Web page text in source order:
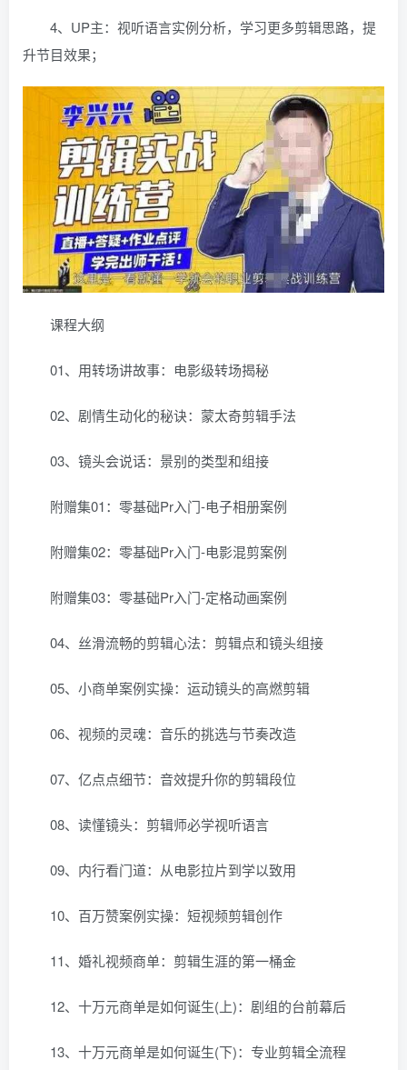
4、UP主：视听语言实例分析，学习更多剪辑思路，提
升节目效果；
课程大纲
01、用转场讲故事：电影级转场揭秘
02、剧情生动化的秘诀：蒙太奇剪辑手法
03、镜头会说话：景别的类型和组接
附赠集01：零基础Pr入门-电子相册案例
附赠集02：零基础Pr入门-电影混剪案例
附赠集03：零基础Pr入门-定格动画案例
04、丝滑流畅的剪辑心法：剪辑点和镜头组接
05、小商单案例实操：运动镜头的高燃剪辑
06、视频的灵魂：音乐的挑选与节奏改造
07、亿点点细节：音效提升你的剪辑段位
08、读懂镜头：剪辑师必学视听语言
09、内行看门道：从电影拉片到学以致用
10、百万赞案例实操：短视频剪辑创作
11、婚礼视频商单：剪辑生涯的第一桶金
12、十万元商单是如何诞生(上)：剧组的台前幕后
13、十万元商单是如何诞生(下)：专业剪辑全流程